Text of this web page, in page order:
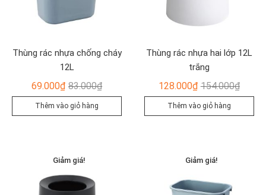
Thùng rác nhựa chống cháy
12L
83.000₫Giá
gốc
là:
69.000₫
Giá
hiện
tại
Thêm vào giỏ hàng
Thùng rác nhựa hai lớp 12L
trắng
154.000₫Giá
gốc
là:
128.000₫
Giá
hiện
tại
Thêm vào giỏ hàng
Giảm giá! Giảm giá!